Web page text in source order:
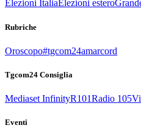
Elezioni ItaliaElezioni estero
Rubriche
Oroscopo#tgcom24amarcord
Tgcom24 Consiglia
Mediaset InfinityR101Radio 105
Eventi